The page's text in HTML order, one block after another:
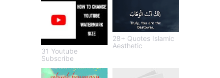
31 Youtube
Subscribe
28+ Quotes Islamic
Aesthetic